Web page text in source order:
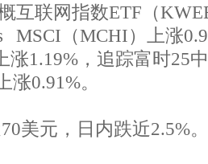
互联网指数ETF（
MSCI（MCHI）上涨
涨1.19%，追踪富时25
涨0.91%。
美元，日内跌近2.5%